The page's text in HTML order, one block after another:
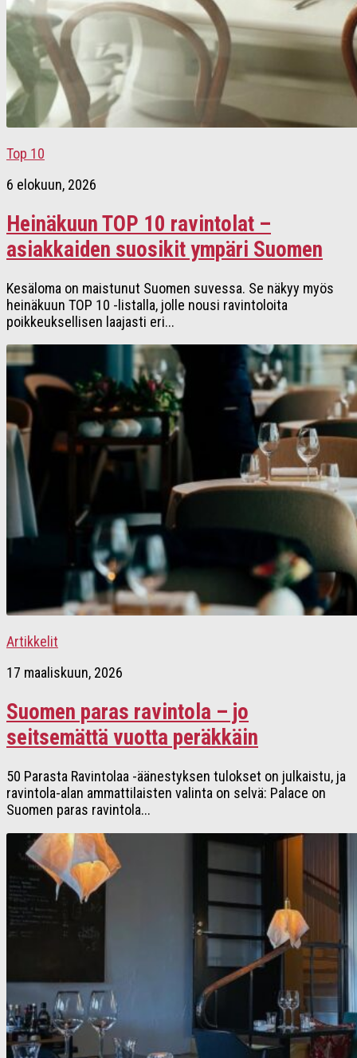
Top 10
6 elokuun, 2026
Heinäkuun TOP 10 ravintolat –
asiakkaiden suosikit ympäri Suomen
Kesäloma on maistunut Suomen suvessa. Se näkyy myös
heinäkuun TOP 10 -listalla, jolle nousi ravintoloita
poikkeuksellisen laajasti eri...
Artikkelit
17 maaliskuun, 2026
Suomen paras ravintola – jo
seitsemättä vuotta peräkkäin
50 Parasta Ravintolaa -äänestyksen tulokset on julkaistu, ja
ravintola-alan ammattilaisten valinta on selvä: Palace on
Suomen paras ravintola...